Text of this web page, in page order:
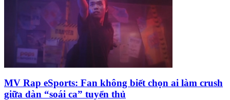
MV Rap eSports: Fan không biết chọn ai làm crush
giữa dàn “soái ca” tuyển thủ